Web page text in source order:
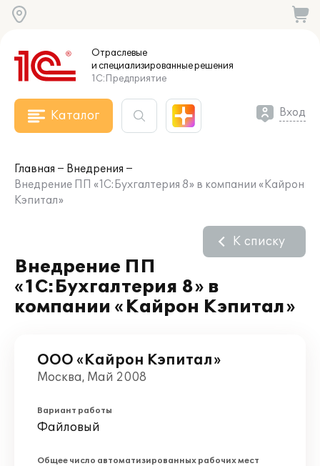
Отраслевые
и специализированныерешения
1С:Предприятие
Каталог Вход
Главная
Внедрения
Внедрение ПП «1С:Бухгалтерия 8» в компании «Кайрон
Кэпитал»
Внедрение ПП
«1С:Бухгалтерия 8» в
компании «Кайрон Кэпитал»
К списку
ООО «Кайрон Кэпитал»
Москва, Май 2008
Вариант работы
Файловый
Общее число автоматизированных рабочих мест